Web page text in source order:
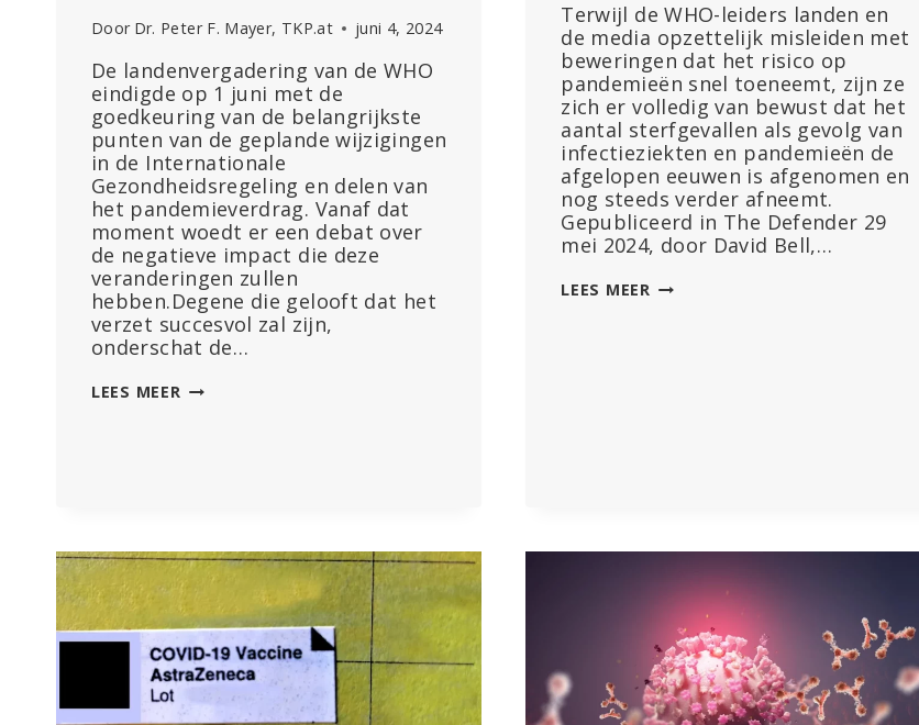
Door Dr. Peter F. Mayer, TKP.at juni 4, 2024
De landenvergadering van de WHO
eindigde op 1 juni met de
goedkeuring van de belangrijkste
punten van de geplande wijzigingen
in de Internationale
Gezondheidsregeling en delen van
het pandemieverdrag. Vanaf dat
moment woedt er een debat over
de negatieve impact die deze
veranderingen zullen
hebben.Degene die gelooft dat het
verzet succesvol zal zijn,
onderschat de…
LEES MEER WHO-
FARMACEUTISCHE
INDUSTRIE
EN
EEN
BEDREIGING
VOOR
DE
VOLKSGEZONDHEID
Terwijl de WHO-leiders landen en
de media opzettelijk misleiden met
beweringen dat het risico op
pandemieën snel toeneemt, zijn ze
zich er volledig van bewust dat het
aantal sterfgevallen als gevolg van
infectieziekten en pandemieën de
afgelopen eeuwen is afgenomen en
nog steeds verder afneemt.
Gepubliceerd in The Defender 29
mei 2024, door David Bell,…
LEES MEER DE
EIGEN
GEGEVENS
OVER
COVID